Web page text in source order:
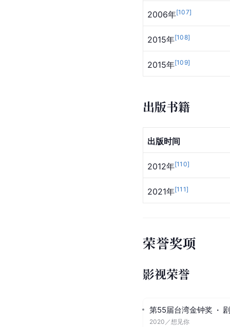
2006年[107]
2015年[108]
2015年[109]
出版书籍
出版时间
2012年[110]
2021年[111]
荣誉奖项
影视荣誉
第55届台湾金钟奖 ·
2020 ／想见你